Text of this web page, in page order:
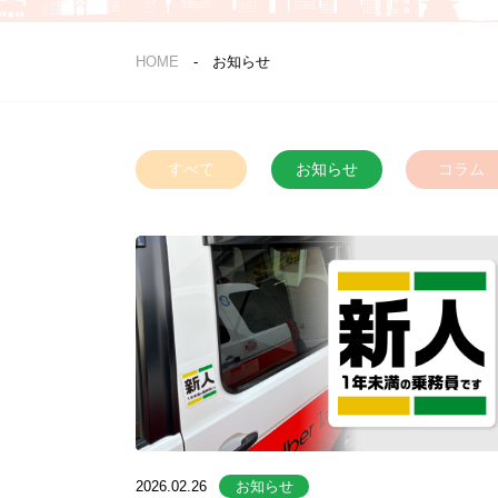
HOME お知らせ
すべて お知らせ コラム
2026.02.26 お知らせ